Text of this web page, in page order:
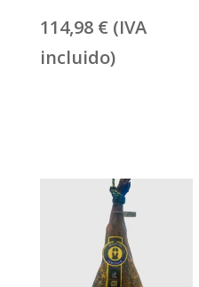
114,98 € (IVA
incluido)